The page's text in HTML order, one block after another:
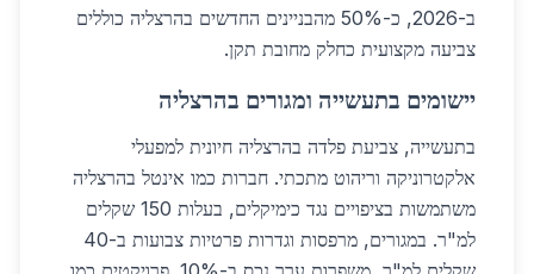
ב-2026, כ-50% מהבניינים החדשים בהרצליה כוללים
צביעה מקצועית כחלק מחובת תקן.
יישומים בתעשייה ומגורים בהרצליה
בתעשייה, צביעת פלדה בהרצליה חיונית למפעלי
אלקטרוניקה וריהוט מתכתי. חברות כמו אינטל בהרצליה
משתמשות בציפויים נגד כימיקלים, בעלות 150 שקלים
למ"ר. במגורים, מרפסות וגדרות פרטיות צבועות ב-40